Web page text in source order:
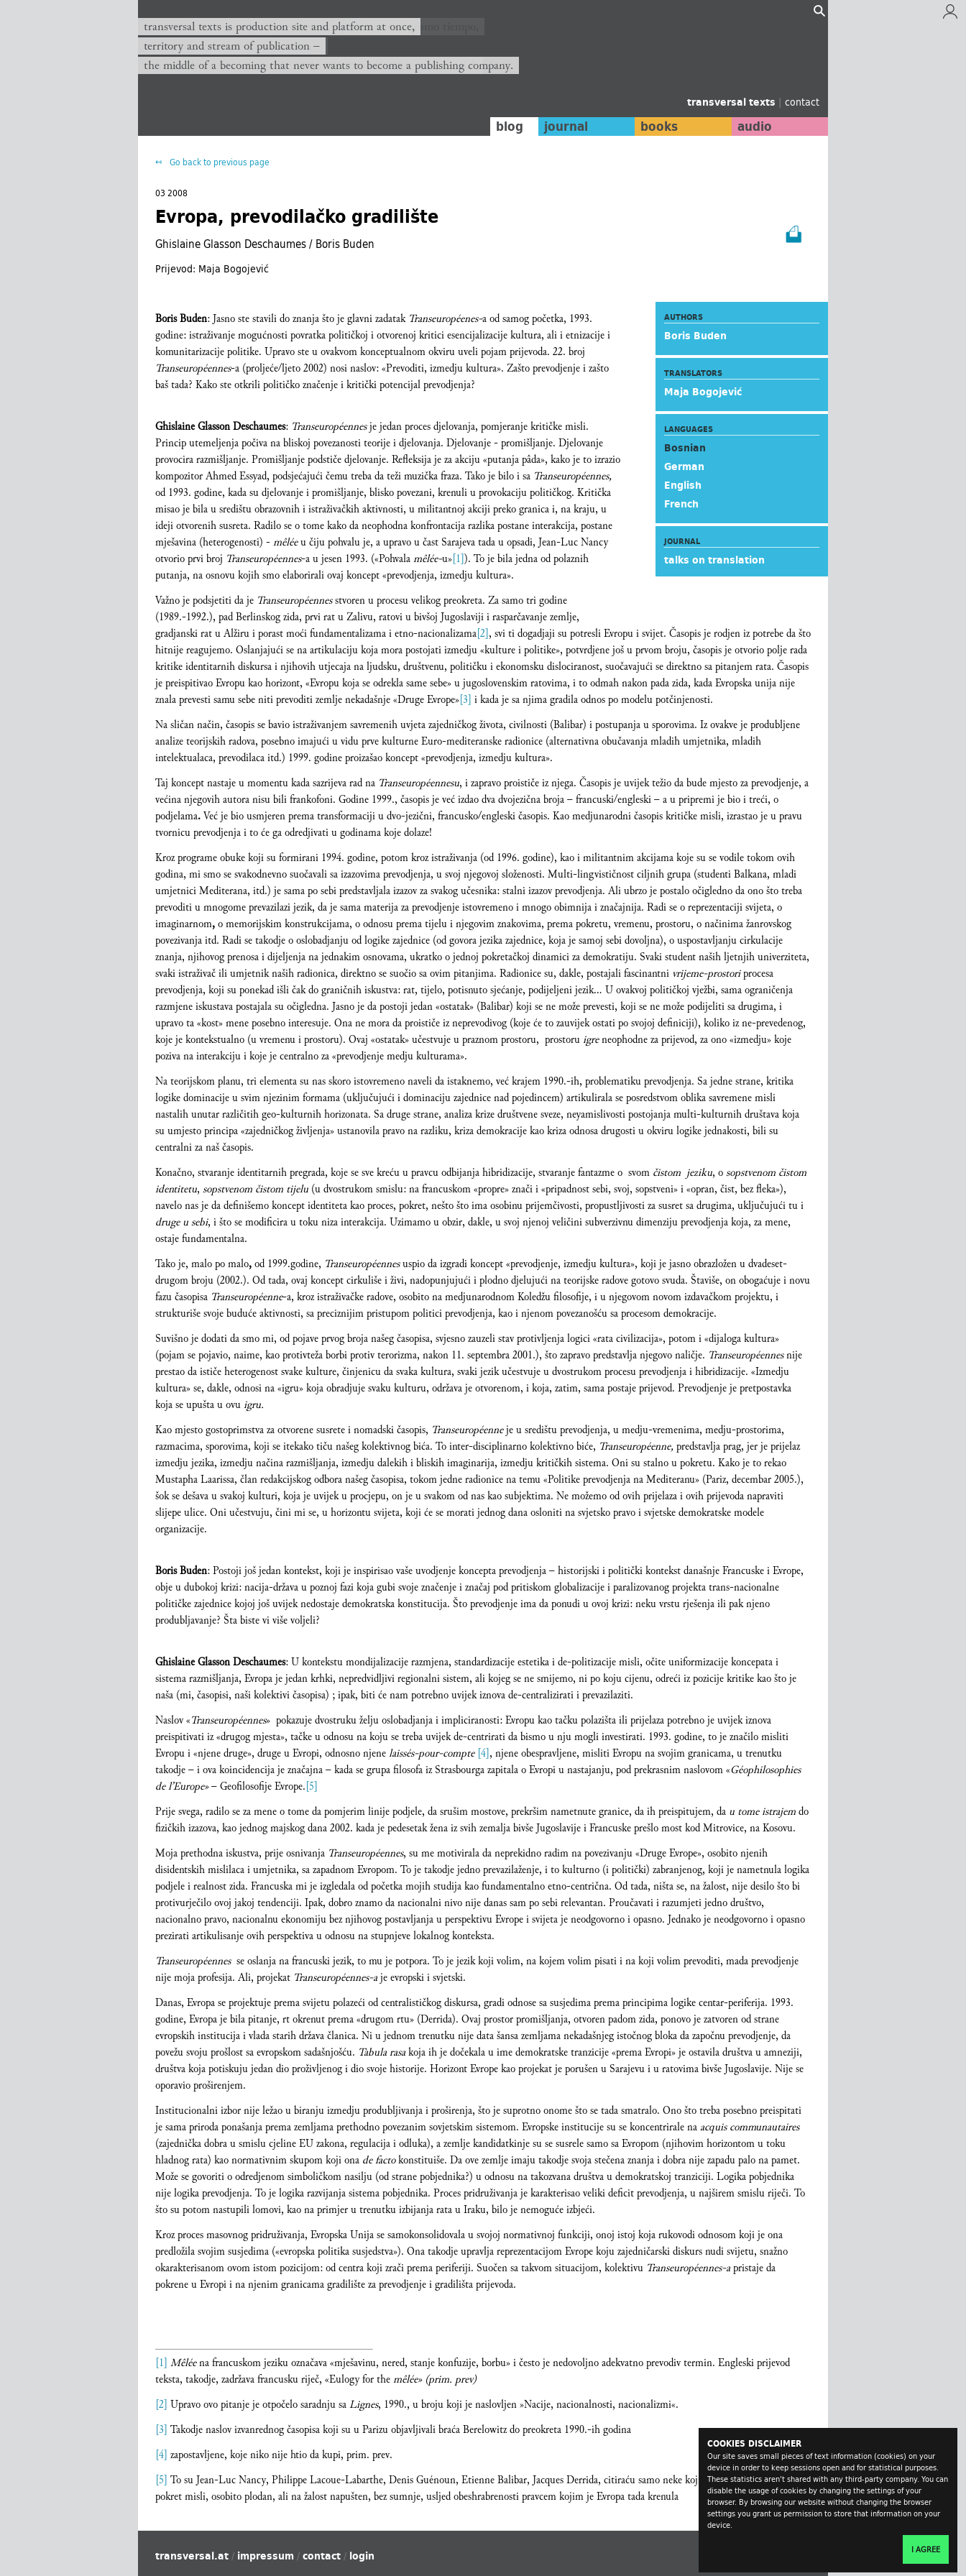
COOKIES DISCLAIMER
Our site saves small pieces of text information (cookies) on your
device in order to keep sessions open and for statistical purposes.
These statistics aren't shared with any third-party company. You can
disable the usage of cookies by changing the settings of your
browser. By browsing our website without changing the browser
settings you grant us permission to store that information on your
device.
I AGREE
transversal texts es sitio de producción y plataforma al mismo tiempo,
territorio y corriente de publicación −
el medio de un devenir que nunca querrá convertirse en una editorial.
transversal texts is production site and platform at once,
territory and stream of publication −
the middle of a becoming that never wants to become a publishing company.
transversal texts | contact
blog journal books audio
Go back to previous page
03 2008
Evropa, prevodilačko gradilište
Ghislaine Glasson Deschaumes / Boris Buden
Prijevod: Maja Bogojević
AUTHORS
Boris Buden
TRANSLATORS
Maja Bogojević
LANGUAGES
Bosnian
German
English
French
JOURNAL
talks on translation
Boris Buden: Jasno ste stavili do znanja što je glavni zadatak Transeuropéenes-a od samog početka, 1993.
godine: istraživanje mogućnosti povratka političkoj i otvorenoj kritici esencijalizacije kultura, ali i etnizacije i
komunitarizacije politike. Upravo ste u ovakvom konceptualnom okviru uveli pojam prijevoda. 22. broj
Transeuropéennes-a (proljeće/ljeto 2002) nosi naslov: «Prevoditi, izmedju kultura». Zašto prevodjenje i zašto
baš tada? Kako ste otkrili političko značenje i kritički potencijal prevodjenja?
Ghislaine Glasson Deschaumes: Transeuropéennesje jedan proces djelovanja, pomjeranje kritičke misli.
Princip utemeljenja počiva na bliskoj povezanosti teorije i djelovanja. Djelovanje - promišljanje. Djelovanje
provocira razmišljanje. Promišljanje podstiče djelovanje. Refleksija je za akciju «putanja pâda», kako je to izrazio
kompozitor Ahmed Essyad, podsjećajući čemu treba da teži muzička fraza. Tako je bilo i sa Transeuropéennes,
od 1993. godine, kada su djelovanje i promišljanje, blisko povezani, krenuli u provokaciju političkog. Kritička
misao je bila u središtu obrazovnih i istraživačkih aktivnosti, u militantnoj akciji preko granica i, na kraju, u
ideji otvorenih susreta. Radilo se o tome kako da neophodna konfrontacija razlika postane interakcija, postane
mješavina (heterogenosti) -mêléeu čiju pohvalu je, a upravo u čast Sarajeva tada u opsadi, Jean-Luc Nancy
otvorio prvi broj Transeuropéennes-a u jesen 1993. («Pohvalamêlée-u»[1]). To je bila jedna od polaznih
putanja, na osnovu kojih smo elaborirali ovaj koncept «prevodjenja, izmedju kultura».
Važno je podsjetiti da je Transeuropéennesstvoren u procesu velikog preokreta. Za samo tri godine
(1989.-1992.), pad Berlinskog zida, prvi rat u Zalivu, ratovi u bivšoj Jugoslaviji i rasparčavanje zemlje,
gradjanski rat u Alžiru i porast moći fundamentalizama i etno-nacionalizama[2], svi ti dogadjaji su potresli Evropu i svijet. Časopis je rodjen iz potrebe da što
hitnije reagujemo. Oslanjajući se na artikulaciju koja mora postojati izmedju «kulture i politike», potvrdjene još u prvom broju, časopis je otvorio polje rada
kritike identitarnih diskursa i njihovih utjecaja na ljudsku, društvenu, političku i ekonomsku dislociranost, suočavajući se direktno sa pitanjem rata. Časopis
je preispitivao Evropu kao horizont, «Evropu koja se odrekla same sebe» u jugoslovenskim ratovima, i to odmah nakon pada zida, kada Evropska unija nije
znala prevesti samu sebe niti prevoditi zemlje nekadašnje «Druge Evrope»[3] i kada je sa njima gradila odnos po modelu potčinjenosti.
Na sličan način, časopis se bavio istraživanjem savremenih uvjeta zajedničkog života, civilnosti (Balibar) i postupanja u sporovima. Iz ovakve je produbljene
analize teorijskih radova, posebno imajući u vidu prve kulturne Euro-mediteranske radionice (alternativna obučavanja mladih umjetnika, mladih
intelektualaca, prevodilaca itd.) 1999. godine proizašao koncept «prevodjenja, izmedju kultura».
Taj koncept nastaje u momentu kada sazrijeva rad na Transeuropéennesu, i zapravo proističe iz njega. Časopis je uvijek težio da bude mjesto za prevodjenje, a
većina njegovih autora nisu bili frankofoni. Godine 1999., časopis je već izdao dva dvojezična broja – francuski/engleski – a u pripremi je bio i treći, o
podjelama.Već je bio usmjeren prema transformaciji u dvo-jezični, francusko/engleski časopis. Kao medjunarodni časopis kritičke misli, izrastao je u pravu
tvornicu prevodjenja i to će ga odredjivati u godinama koje dolaze!
Kroz programe obuke koji su formirani 1994. godine, potom kroz istraživanja (od 1996. godine), kao i militantnim akcijama koje su se vodile tokom ovih
godina, mi smo se svakodnevno suočavali sa izazovima prevodjenja, u svoj njegovoj složenosti. Multi-lingvističnost ciljnih grupa (studenti Balkana, mladi
umjetnici Mediterana, itd.) je sama po sebi predstavljala izazov za svakog učesnika: stalni izazov prevodjenja. Ali ubrzo je postalo očigledno da ono što treba
prevoditi u mnogome prevazilazi jezik, da je sama materija za prevodjenje istovremeno i mnogo obimnija i značajnija. Radi se o reprezentaciji svijeta, o
imaginarnom,o memorijskim konstrukcijama, o odnosu prema tijelu i njegovim znakovima, prema pokretu, vremenu, prostoru, o načinima žanrovskog
povezivanja itd. Radi se takodje o oslobadjanju od logike zajednice (od govora jezika zajednice, koja je samoj sebi dovoljna), o uspostavljanju cirkulacije
znanja, njihovog prenosa i dijeljenja na jednakim osnovama, ukratko o jednoj pokretačkoj dinamici za demokratiju. Svaki student naših ljetnjih univerziteta,
svaki istraživač ili umjetnik naših radionica, direktno se suočio sa ovim pitanjima. Radionice su, dakle, postajali fascinantni vrijeme-prostoriprocesa
prevodjenja, koji su ponekad išli čak do graničnih iskustva: rat, tijelo, potisnuto sjećanje, podijeljeni jezik… U ovakvoj političkoj vježbi, sama ograničenja
razmjene iskustava postajala su očigledna. Jasno je da postoji jedan «ostatak» (Balibar) koji se ne može prevesti, koji se ne može podijeliti sa drugima, i
upravo ta «kost» mene posebno interesuje. Ona ne mora da proističe iz neprevodivog (koje će to zauvijek ostati po svojoj definiciji), koliko iz ne-prevedenog,
koje je kontekstualno (u vremenu i prostoru). Ovaj «ostatak» učestvuje u praznom prostoru, prostoruigreneophodne za prijevod, za ono «izmedju» koje
poziva na interakciju i koje je centralno za «prevodjenje medju kulturama».
Na teorijskom planu, tri elementa su nas skoro istovremeno naveli da istaknemo, već krajem 1990.-ih, problematiku prevodjenja. Sa jedne strane, kritika
logike dominacije u svim njezinim formama (uključujući i dominaciju zajednice nad pojedincem) artikulirala se posredstvom oblika savremene misli
nastalih unutar različitih geo-kulturnih horizonata. Sa druge strane, analiza krize društvene sveze, neyamislivosti postojanja multi-kulturnih društava koja
su umjesto principa «zajedničkog življenja» ustanovila pravo na razliku, kriza demokracije kao kriza odnosa drugosti u okviru logike jednakosti, bili su
centralni za naš časopis.
Konačno, stvaranje identitarnih pregrada, koje se sve kreću u pravcu odbijanja hibridizacije, stvaranje fantazme o svom čistom jeziku, osopstvenom čistom
identitetu, sopstvenom čistom tijelu (u dvostrukom smislu: na francuskom «propre» znači i «pripadnost sebi, svoj, sopstveni» i «opran, čist, bez fleka»),
navelo nas je da definišemo koncept identiteta kao proces, pokret, nešto što ima osobinu prijemčivosti, propustljivosti za susret sa drugima, uključujući tu i
druge u sebi, i što se modificira u toku niza interakcija. Uzimamo u obzir, dakle, u svoj njenoj veličini subverzivnu dimenziju prevodjenja koja, za mene,
ostaje fundamentalna.
Tako je, malo po malo,od 1999.godine, Transeuropéennesuspio da izgradi koncept «prevodjenje, izmedju kultura», koji je jasno obrazložen u dvadeset-
drugom broju (2002.). Od tada, ovaj koncept cirkuliše i živi, nadopunjujući i plodno djelujući na teorijske radove gotovo svuda. Štaviše, on obogaćuje i novu
fazu časopisa Transeuropéenne-a, kroz istraživačke radove, osobito na medjunarodnom Koledžu filosofije, i u njegovom novom izdavačkom projektu, i
strukturiše svoje buduće aktivnosti, sa preciznijim pristupom politici prevodjenja, kao i njenom povezanošću sa procesomdemokracije.
Suvišno je dodati da smo mi, od pojave prvog broja našeg časopisa, svjesno zauzeli stav protivljenja logici «rata civilizacija», potom i «dijaloga kultura»
(pojam se pojavio, naime, kao protivteža borbi protiv terorizma, nakon 11. septembra 2001.), što zapravo predstavlja njegovo naličje. Transeuropéennesnije
prestao da ističe heterogenost svake kulture, činjenicu da svaka kultura, svaki jezik učestvuje u dvostrukom procesu prevodjenja i hibridizacije. «Izmedju
kultura» se, dakle, odnosi na «igru» koja obradjuje svaku kulturu, održava je otvorenom, i koja, zatim, sama postaje prijevod. Prevodjenje je pretpostavka
koja se upušta u ovuigru.
Kao mjesto gostoprimstva za otvorene susrete i nomadski časopis, Transeuropéenneje u središtu prevodjenja, u medju-vremenima, medju-prostorima,
razmacima, sporovima, koji se itekako tiču našeg kolektivnog bića. To inter-disciplinarno kolektivno biće, Transeuropéenne,predstavlja prag, jer je prijelaz
izmedju jezika, izmedju načina razmišljanja, izmedju dalekih i bliskih imaginarija, izmedju kritičkih sistema. Oni su stalno u pokretu. Kako je to rekao
Mustapha Laarissa, član redakcijskog odbora našeg časopisa, tokom jedne radionice na temu «Politike prevodjenja na Mediteranu» (Pariz, decembar 2005.),
šok se dešava u svakoj kulturi, koja je uvijek u procjepu, on je u svakom od nas kao subjektima. Ne možemo od ovih prijelaza i ovih prijevoda napraviti
slijepe ulice. Oni učestvuju, čini mi se, u horizontu svijeta, koji će se morati jednog dana osloniti na svjetsko pravo i svjetske demokratske modele
organizacije.
Boris Buden: Postoji još jedan kontekst, koji je inspirisao vaše uvodjenje koncepta prevodjenja – historijski i politički kontekst današnje Francuske i Evrope,
obje u dubokoj krizi: nacija-država u poznoj fazi koja gubi svoje značenje i značaj pod pritiskom globalizacije i paralizovanog projekta trans-nacionalne
političke zajednice kojoj još uvijek nedostaje demokratska konstitucija. Što prevodjenje ima da ponudi u ovoj krizi: neku vrstu rješenja ili pak njeno
produbljavanje? Šta biste vi više voljeli?
Ghislaine Glasson Deschaumes: U kontekstu mondijalizacije razmjena, standardizacije estetika i de-politizacije misli, očite uniformizacije koncepata i
sistema razmišljanja, Evropa je jedan krhki, nepredvidljivi regionalni sistem, ali kojeg se ne smijemo, ni po koju cijenu, odreći iz pozicije kritike kao što je
naša (mi, časopisi, naši kolektivi časopisa) ; ipak, biti će nam potrebno uvijek iznova de-centralizirati i prevazilaziti.
Naslov «Transeuropéennes» pokazuje dvostruku želju oslobadjanja i impliciranosti: Evropu kao tačku polazišta ili prijelaza potrebno je uvijek iznova
preispitivati iz «drugog mjesta», tačke u odnosu na koju se treba uvijek de-centrirati da bismo u nju mogli investirati. 1993. godine, to je značilo misliti
Evropu i «njene druge», druge u Evropi, odnosno njenelaissés-pour-compte [4], njene obespravljene, misliti Evropu na svojim granicama, u trenutku
takodje – i ova koincidencija je značajna – kada se grupa filosofa iz Strasbourga zapitala o Evropi u nastajanju, pod prekrasnim naslovom «Géophilosophies
de l’Europe»– Geofilosofije Evrope.[5]
Prije svega, radilo se za mene o tome da pomjerim linije podjele, da srušim mostove, prekršim nametnute granice, da ih preispitujem, da u tome istrajemdo
fizičkih izazova, kao jednog majskog dana 2002. kada je pedesetak žena iz svih zemalja bivše Jugoslavije i Francuske prešlo most kod Mitrovice, na Kosovu.
Moja prethodna iskustva, prije osnivanja Transeuropéennes, su me motivirala da neprekidno radim na povezivanju «Druge Evrope», osobito njenih
disidentskih mislilaca i umjetnika, sa zapadnom Evropom. To je takodje jedno prevazilaženje, i to kulturno (i politički) zabranjenog, koji je nametnula logika
podjele i realnost zida. Francuska mi je izgledala od početka mojih studija kao fundamentalno etno-centrična. Od tada, ništa se, na žalost, nije desilo što bi
protivurječilo ovoj jakoj tendenciji. Ipak, dobro znamo da nacionalni nivo nije danas sam po sebi relevantan. Proučavati i razumjeti jedno društvo,
nacionalno pravo, nacionalnu ekonomiju bez njihovog postavljanja u perspektivu Evrope i svijeta je neodgovorno i opasno. Jednako je neodgovorno i opasno
prezirati artikulisanje ovih perspektiva u odnosu na stupnjeve lokalnog konteksta.
Transeuropéennesse oslanja na francuski jezik, to mu je potpora. To je jezik koji volim, na kojem volim pisati i na koji volim prevoditi, mada prevodjenje
nije moja profesija. Ali, projekat Transeuropéennes-aje evropski i svjetski.
Danas, Evropa se projektuje premasvijetu polazeći od centralističkog diskursa, gradi odnose sa susjedima prema principima logike centar-periferija. 1993.
godine, Evropa je bila pitanje, rt okrenut prema «drugom rtu» (Derrida). Ovaj prostor promišljanja, otvoren padom zida, ponovo je zatvoren od strane
evropskih institucija i vlada starih država članica. Ni u jednom trenutku nije data šansa zemljama nekadašnjeg istočnog bloka da započnu prevodjenje, da
povežu svoju prošlost sa evropskom sadašnjošću. Tabula rasakoja ih je dočekala u ime demokratske tranzicije «prema Evropi» je ostavila društva u amneziji,
društva koja potiskuju jedan dio proživljenog i dio svoje historije. Horizont Evrope kao projekat je porušen u Sarajevu i u ratovima bivše Jugoslavije. Nije se
oporavio proširenjem.
Institucionalni izbor nije ležao u biranju izmedju produbljivanja i proširenja, što je suprotno onome što se tada smatralo. Ono što treba posebno preispitati
je sama priroda ponašanja prema zemljama prethodno povezanim sovjetskim sistemom. Evropske institucije su se koncentrirale na acquis communautaires
(zajednička dobra u smislu cjeline EU zakona, regulacija i odluka), a zemlje kandidatkinje su se susrele samo sa Evropom (njihovim horizontom u toku
hladnog rata) kao normativnim skupom koji ona de factokonstituiše. Da ove zemlje imaju takodje svoja stečena znanja i dobra nije zapadu palo na pamet.
Može se govoriti o odredjenom simboličkom nasilju (od strane pobjednika?) u odnosu na takozvana društva u demokratskoj tranziciji. Logika pobjednika
nije logika prevodjenja. To je logika razvijanja sistema pobjednika. Proces pridruživanja je karakterisao veliki deficit prevodjenja, u najširem smislu riječi. To
što su potom nastupili lomovi, kao na primjer u trenutku izbijanja rata u Iraku, bilo je nemoguće izbjeći.
Kroz proces masovnog pridruživanja, Evropska Unija se samokonsolidovala u svojoj normativnoj funkciji, onoj istoj koja rukovodi odnosom koji je ona
predložila svojim susjedima («evropska politika susjedstva»). Ona takodje upravlja reprezentacijom Evrope koju zajedničarski diskurs nudi svijetu, snažno
okarakterisanom ovom istom pozicijom: od centra koji zrači prema periferiji. Suočen sa takvom situacijom, kolektivu Transeuropéennes-apristaje da
pokrene u Evropi i na njenim granicama gradilište za prevodjenje i gradilišta prijevoda.
[1] Mêléena francuskom jeziku označava «mješavinu, nered, stanje konfuzije, borbu» i često je nedovoljno adekvatno prevodiv termin. Engleski prijevod
teksta, takodje, zadržava francusku riječ, «Eulogy for themêlée» (prim. prev)
[2] Upravo ovo pitanje je otpočelo saradnju saLignes, 1990., u broju koji je naslovljen »Nacije, nacionalnosti, nacionalizmi«.
[3] Takodje naslov izvanrednog časopisa koji su u Parizu objavljivali braća Berelowitz do preokreta 1990.-ih godina
[4] zapostavljene, koje niko nije htio da kupi, prim. prev.
[5] To su Jean-Luc Nancy, Philippe Lacoue-Labarthe, Denis Guénoun, Etienne Balibar, Jacques Derrida, citiraću samo neke koji su se udružili i osnovali
pokret misli, osobito plodan, ali na žalost napušten, bez sumnje, usljed obeshrabrenosti pravcem kojim je Evropa tada krenula
transversal.at impressum contact login